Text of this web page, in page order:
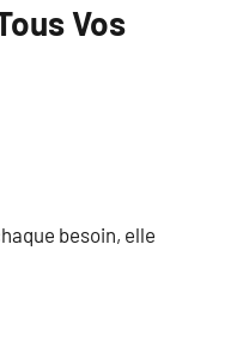
Vos
besoin, elle